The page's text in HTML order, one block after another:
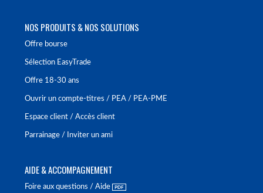
NOS PRODUITS & NOS SOLUTIONS
Offre bourse
Sélection EasyTrade
Offre 18-30 ans
Ouvrir un compte-titres / PEA / PEA-PME
Espace client / Accès client
Parrainage / Inviter un ami
AIDE & ACCOMPAGNEMENT
Foire aux questions / Aide